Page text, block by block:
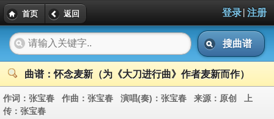
首页 返回 登录| 注册
搜曲谱
曲谱：怀念麦新（为《大刀进行曲》作者麦新而作）
作词： 张宝春 作曲： 张宝春 演唱(奏)： 张宝春 来源： 原创 上
传： 张宝春